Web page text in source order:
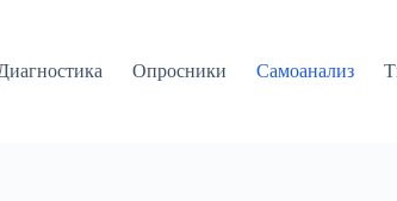
Опросники Самоанализ